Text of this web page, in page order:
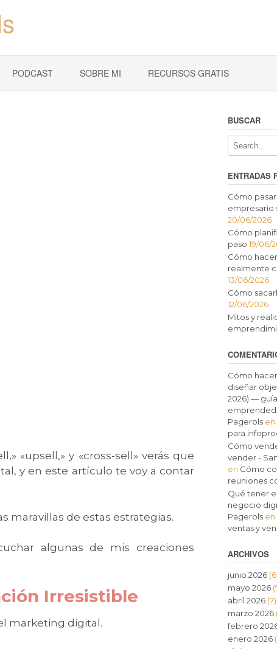
PODCAST SOBRE MI RECURSOS GRATIS
«upsell,» y «cross-sell» verás que
y en este artículo te voy a contar
maravillas de estas estrategias.
algunas de mis creaciones
Irresistible
marketing digital.
BUSCAR
ENTRADAS
Cómo
empresario
20/06/2026
Cómo
paso 19/06/
Cómo
realmente
13/06/2026
Cómo
12/06/2026
Mitos y
Cómo
diseñar
2026) —
Pagerolsen
para
Cómo
vender -
en Cómo
reuniones
Qué tener
negocio
Pagerolsen
ventas y
ARCHIVOS
junio 2026
mayo 2026
abril 2026(7)
marzo 2026
febrero
enero 2026